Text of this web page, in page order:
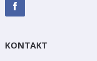
KONTAKT